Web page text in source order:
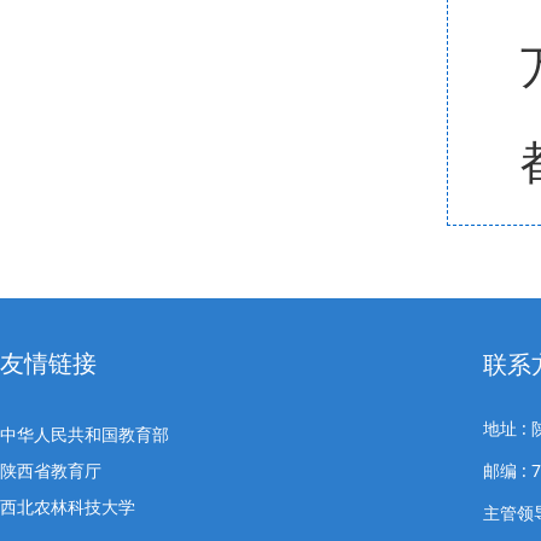
友情链接
中华人民共和国教育部
陕西省教育厅
西北农林科技大学
联系
地址 :
邮编 :
主管